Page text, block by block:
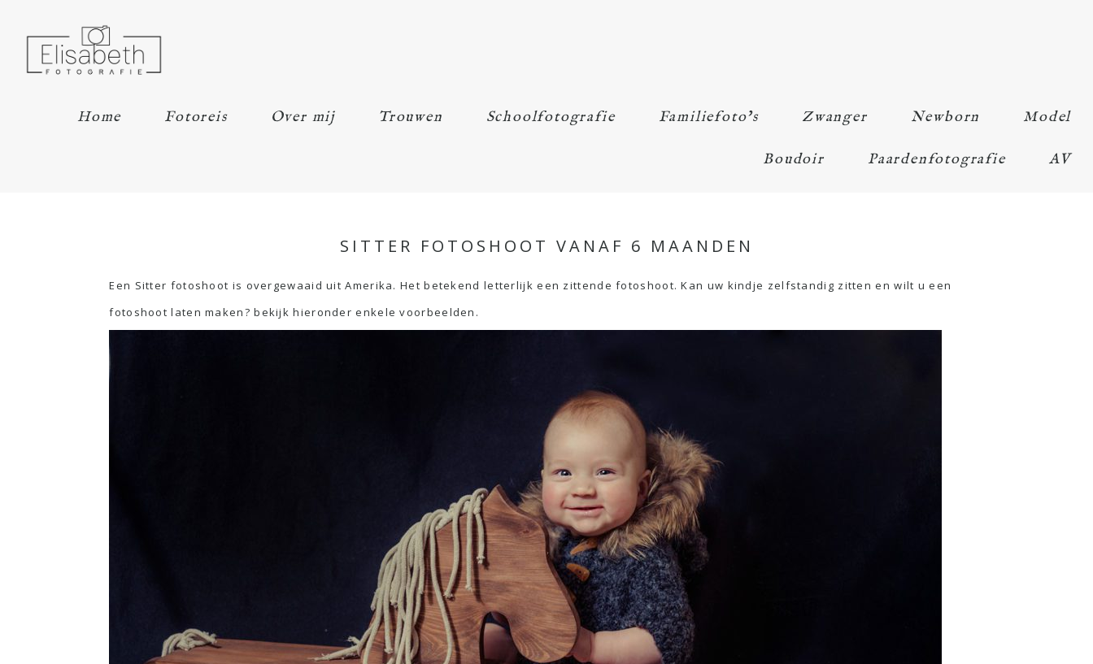
Home Fotoreis Over mij Trouwen Schoolfotografie Familiefoto’s Zwanger Newborn Model
Boudoir Paardenfotografie AV
SITTER FOTOSHOOT VANAF 6 MAANDEN
Een Sitter fotoshoot is overgewaaid uit Amerika. Het betekend letterlijk een zittende fotoshoot. Kan uw kindje zelfstandig zitten en wilt u een
fotoshoot laten maken? bekijk hieronder enkele voorbeelden.